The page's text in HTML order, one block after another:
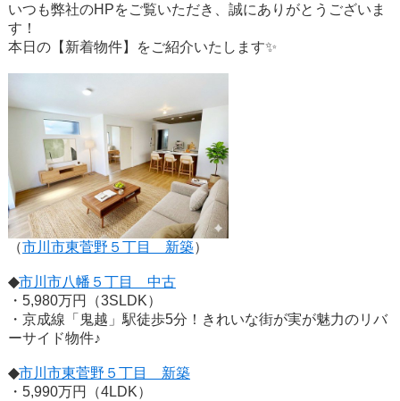
いつも弊社のHPをご覧いただき、誠にありがとうございま
す！
本日の【新着物件】をご紹介いたします✨
（市川市東菅野５丁目 新築）
◆市川市八幡５丁目 中古
・5,980万円（3SLDK）
・京成線「鬼越」駅徒歩5分！きれいな街が実が魅力のリバ
ーサイド物件♪
◆市川市東菅野５丁目 新築
・5,990万円（4LDK）